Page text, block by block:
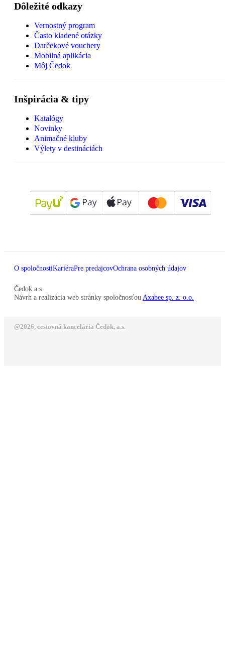
Dôležité odkazy
Vernostný program
Často kladené otázky
Darčekové vouchery
Mobilná aplikácia
Môj Čedok
Inšpirácia & tipy
Katalógy
Novinky
Animačné kluby
Výlety v destináciách
O spoločnostiKariéraPre predajcovOchrana osobných údajov
Čedok a.s
Návrh a realizácia web stránky spoločnosťou Axabee sp. z. o.o.
@2026, cestovná kancelária Čedok, a.s.